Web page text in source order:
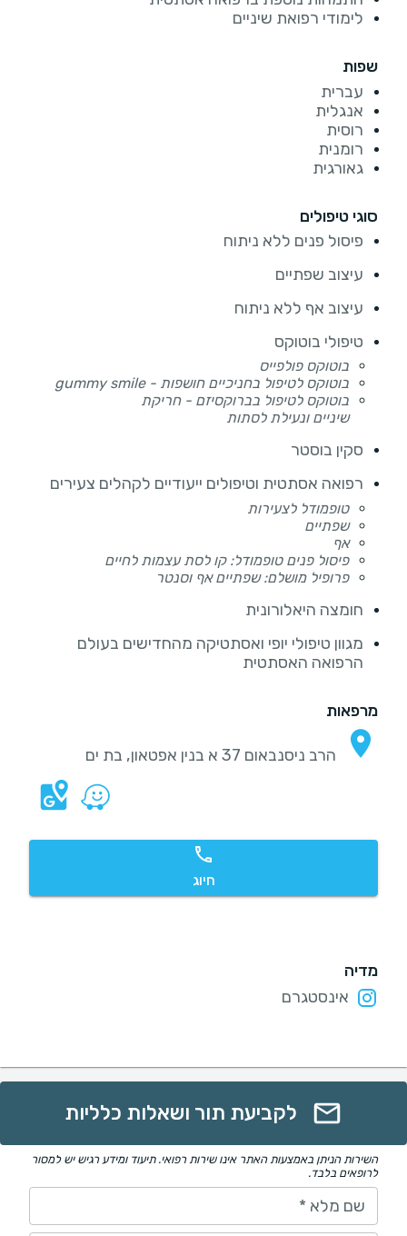
לימודי רפואת שיניים
שפות
עברית
אנגלית
רוסית
רומנית
גאורגית
סוגי טיפולים
פיסול פנים ללא ניתוח
עיצוב שפתיים
עיצוב אף ללא ניתוח
טיפולי בוטוקס
בוטוקס פולפייס
בוטוקס לטיפול בחניכיים חושפות - gummy smile
בוטוקס לטיפול בברוקסיזם - חריקת
שיניים ונעילת לסתות
סקין בוסטר
רפואה אסתטית וטיפולים ייעודיים לקהלים צעירים
טופמודל לצעירות
שפתיים
אף
פיסול פנים טופמודל: קו לסת עצמות לחיים
פרופיל מושלם: שפתיים אף וסנטר
חומצה היאלורונית
מגוון טיפולי יופי ואסתטיקה מהחדישים בעולם
הרפואה האסתטית
מרפאות
הרב ניסנבאום 37 א בנין אפטאון, בת ים
חיוג
מדיה
אינסטגרם
לקביעת תור ושאלות כלליות
השירות הניתן באמצעות האתר אינו שירות רפואי. תיעוד ומידע רגיש יש למסור
לרופאים בלבד.
שם מלא *